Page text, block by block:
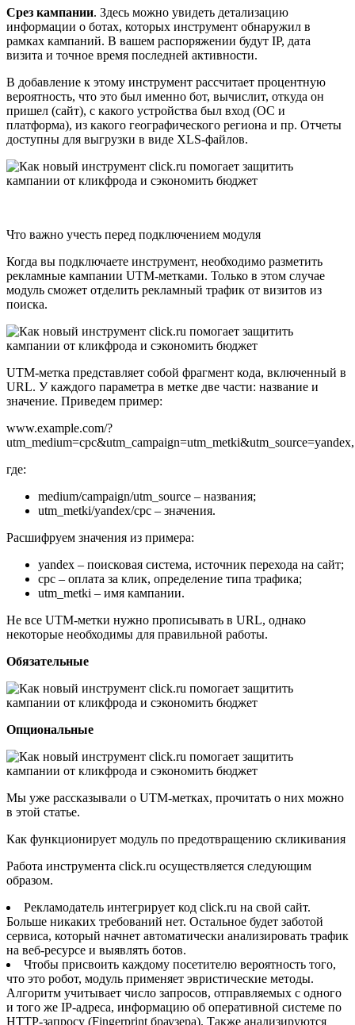
Срез кампании. Здесь можно увидеть детализацию
информации о ботах, которых инструмент обнаружил в
рамках кампаний. В вашем распоряжении будут IP, дата
визита и точное время последней активности.
В добавление к этому инструмент рассчитает процентную
вероятность, что это был именно бот, вычислит, откуда он
пришел (сайт), с какого устройства был вход (ОС и
платформа), из какого географического региона и пр. Отчеты
доступны для выгрузки в виде XLS-файлов.
Что важно учесть перед подключением модуля
Когда вы подключаете инструмент, необходимо разметить
рекламные кампании UTM-метками. Только в этом случае
модуль сможет отделить рекламный трафик от визитов из
поиска.
UTM-метка представляет собой фрагмент кода, включенный в
URL. У каждого параметра в метке две части: название и
значение. Приведем пример:
www.example.com/?
где:
medium/campaign/utm_source – названия;
utm_metki/yandex/cpc – значения.
Расшифруем значения из примера:
yandex – поисковая система, источник перехода на сайт;
cpc – оплата за клик, определение типа трафика;
utm_metki – имя кампании.
Не все UTM-метки нужно прописывать в URL, однако
некоторые необходимы для правильной работы.
Обязательные
Опциональные
Мы уже рассказывали о UTM-метках, прочитать о них можно
в этой статье.
Как функционирует модуль по предотвращению скликивания
Работа инструмента click.ru осуществляется следующим
образом.
Рекламодатель интегрирует код click.ru на свой сайт.
Больше никаких требований нет. Остальное будет заботой
сервиса, который начнет автоматически анализировать трафик
на веб-ресурсе и выявлять ботов.
Чтобы присвоить каждому посетителю вероятность того,
что это робот, модуль применяет эвристические методы.
Алгоритм учитывает число запросов, отправляемых с одного
и того же IP-адреса, информацию об оперативной системе по
HTTP-запросу (Fingerprint браузера). Также анализируются